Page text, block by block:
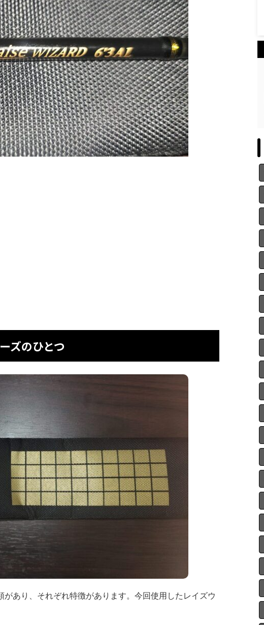
ズのひとつ
あり、それぞれ特徴があります。今回使用したレイズウ